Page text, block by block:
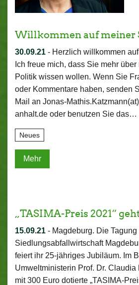
Willkommen auf meiner
30.09.21 - Herzlich willkommen
Ich freue mich, dass Sie mehr
Politik wissen wollen. Wenn Sie
oder Kommentare haben, senden
Mail an Jonas-
anhalt.de oder benutzen Sie das…
Neues
Mehr
„TASIMA-Preis 2021“
15.09.21 - Magdeburg. Die Tagung
Siedlungsabfallwirtschaft
feiert ihr 25-jähriges Jubiläum. Im
Umweltministerin Prof. Dr. Claudia
mit 300 Euro dotierte „TASIMA-